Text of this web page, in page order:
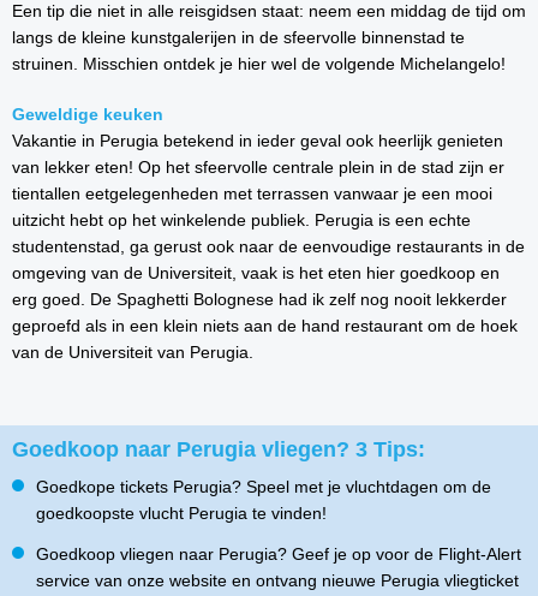
Een tip die niet in alle reisgidsen staat: neem een middag de tijd om
langs de kleine kunstgalerijen in de sfeervolle binnenstad te
struinen. Misschien ontdek je hier wel de volgende Michelangelo!
Geweldige keuken
Vakantie in Perugia betekend in ieder geval ook heerlijk genieten
van lekker eten! Op het sfeervolle centrale plein in de stad zijn er
tientallen eetgelegenheden met terrassen vanwaar je een mooi
uitzicht hebt op het winkelende publiek. Perugia is een echte
studentenstad, ga gerust ook naar de eenvoudige restaurants in de
omgeving van de Universiteit, vaak is het eten hier goedkoop en
erg goed. De Spaghetti Bolognese had ik zelf nog nooit lekkerder
geproefd als in een klein niets aan de hand restaurant om de hoek
van de Universiteit van Perugia.
Goedkoop naar Perugia vliegen? 3 Tips:
Goedkope tickets Perugia? Speel met je vluchtdagen om de
goedkoopste vlucht Perugia te vinden!
Goedkoop vliegen naar Perugia? Geef je op voor de Flight-Alert
service van onze website en ontvang nieuwe Perugia vliegticket